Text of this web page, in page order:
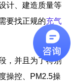
计、建造质量等
要找正规的充气
，并且为了特别
操控、PM2.5操